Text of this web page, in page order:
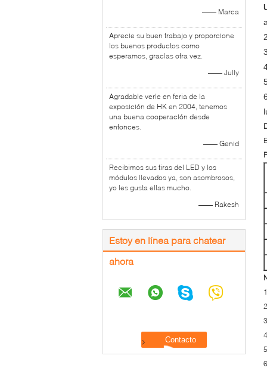
—— Marca
Aprecie su buen trabajo y proporcione
los buenos productos como
esperamos, gracias otra vez.
—— Jully
Agradable verle en feria de la
exposición de HK en 2004, tenemos
una buena cooperación desde
entonces.
—— Genid
Recibimos sus tiras del LED y los
módulos llevados ya, son asombrosos,
yo les gusta ellas mucho.
—— Rakesh
Estoy en línea para chatear
ahora